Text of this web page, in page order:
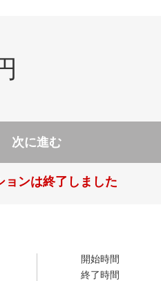
次に進む
ョンは終了しました
開始時間
終了時間